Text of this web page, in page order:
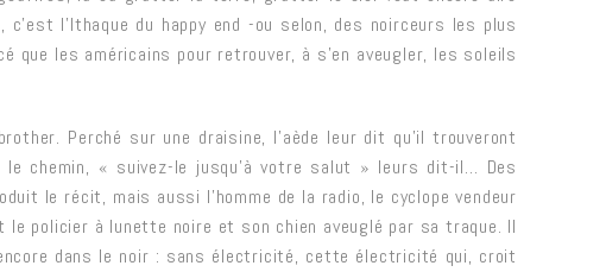
l’Ithaque du happy end -ou selon, des noirceurs les plus
que les américains pour retrouver, à s’en aveugler, les soleils
Perché sur une draisine, l’aède leur dit qu’il trouveront
chemin, « suivez-le jusqu’à votre salut » leurs dit-il… Des
le récit, mais aussi l’homme de la radio, le cyclope vendeur
le policier à lunette noire et son chien aveuglé par sa traque. Il
dans le noir : sans électricité, cette électricité qui, croit